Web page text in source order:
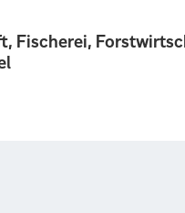
Fischerei,